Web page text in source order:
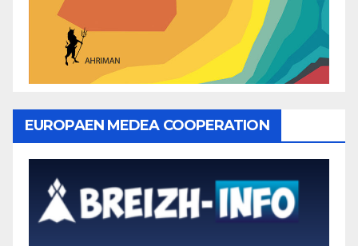
EUROPAEN MEDEA COOPERATION